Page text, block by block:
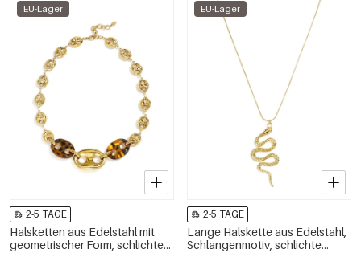
EU-Lager
2-5 TAGE
Halsketten aus Edelstahl mit
geometrischer Form, schlichte
EU-Lager
2-5 TAGE
Lange Halskette aus Edelstahl,
Schlangenmotiv, schlichte